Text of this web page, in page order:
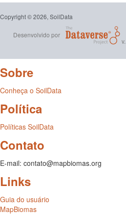
Copyright © 2026, SoilData
Desenvolvido por
Sobre
Conheça o SoilData
Política
Políticas SoilData
Contato
E-mail: contato@mapbiomas.org
Links
Guia do usuário
MapBiomas